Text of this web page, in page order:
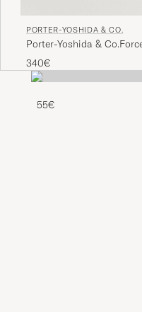
PORTER-YOSHIDA & CO.
Porter-Yoshida &
Shoulder BagNavy Blue
340€
55€